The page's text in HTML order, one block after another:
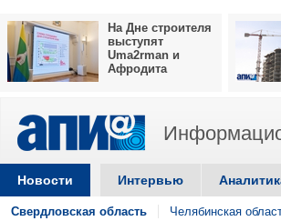
На Дне строителя
выступят
Uma2rman и
Афродита
Новости Интервью
Свердловская область Челябинская